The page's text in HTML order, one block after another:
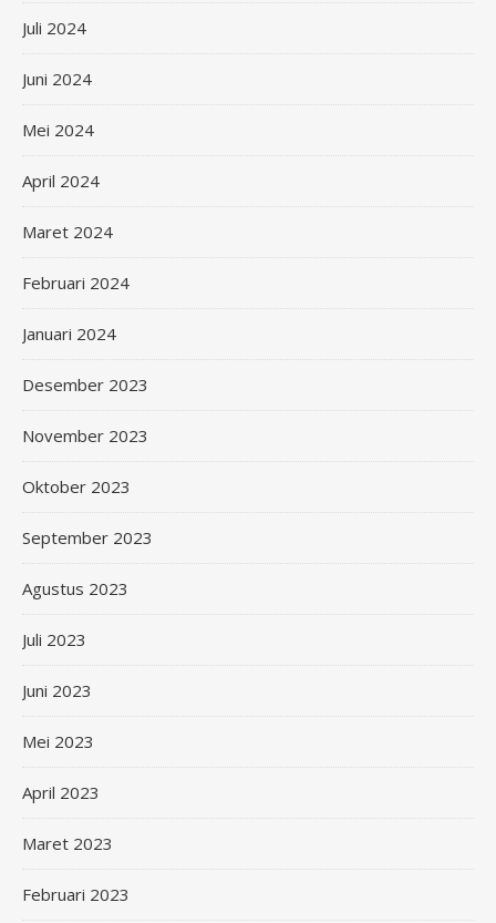
Juli 2024
Juni 2024
Mei 2024
April 2024
Maret 2024
Februari 2024
Januari 2024
Desember 2023
November 2023
Oktober 2023
September 2023
Agustus 2023
Juli 2023
Juni 2023
Mei 2023
April 2023
Maret 2023
Februari 2023